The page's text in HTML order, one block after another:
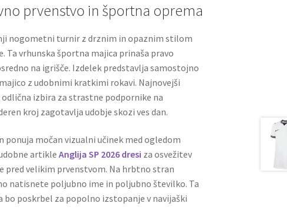
prvenstvo in športna oprema
nogometni turnir z drznim in opaznim stilom
Ta vrhunska športna majica prinaša pravo
na igrišče. Izdelek predstavlja samostojno
z udobnimi kratkimi rokavi. Najnovejši
odlična izbira za strastne podpornike na
kroj zagotavlja udobje skozi ves dan.
ponuja močan vizualni učinek med ogledom
artikle Anglija SP 2026 dresi za osvežitev
pred velikim prvenstvom. Na hrbtno stran
natisnete poljubno ime in poljubno številko. Ta
bo poskrbel za popolno izstopanje v navijaški